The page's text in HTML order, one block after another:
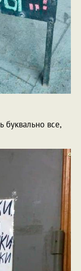
буквально все,